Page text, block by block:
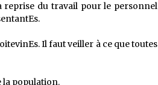
reprise du travail pour le personnel
Il faut veiller à ce que toutes
la population.